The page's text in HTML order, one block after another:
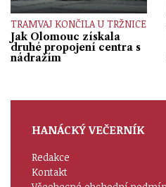
TRAMVAJ KONČILA U TRŽNICE
Jak Olomouc získala
druhé propojení centra s
nádražím
HANÁCKÝ VEČERNÍK
Redakce
Kontakt